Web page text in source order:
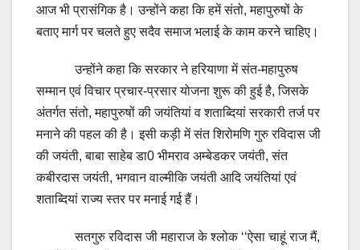
आज भी प्रासंगिक है। उन्होंने कहा कि हमें संतो, महापुरुषों के
बताए मार्ग पर चलते हुए सदैव समाज भलाई के काम करने चाहिए।
उन्होंने कहा कि सरकार ने हरियाणा में संत-महापुरुष
सम्मान एवं विचार प्रचार-प्रसार योजना शुरू की हुई है, जिसके
अंतर्गत संतो, महापुरुषों की जयंतियां व शताब्दियां सरकारी तर्ज पर
मनाने की पहल की है। इसी कड़ी में संत शिरोमणि गुरु रविदास जी
की जयंती, बाबा साहेब डा0 भीमराव अम्बेडकर जयंती, संत
कबीरदास जयंती, भगवान वाल्मीकि जयंती आदि जयंतियां एवं
शताब्दियां राज्य स्तर पर मनाई गई हैं।
सतगुरु रविदास जी महाराज के श्लोक ‘‘ऐसा चाहूं राज मैं,